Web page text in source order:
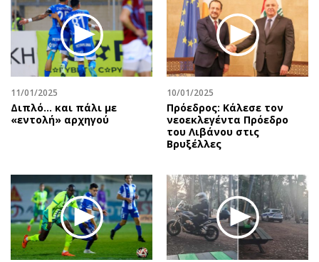
Οικονομία
Real Estate
Επιχειρήσεις
Αγορές
Money Review
AstroBank Properties
Ναυτιλία
Περιβάλλον
Ελλάδα
Κόσμος
Παράξενα
Πολιτική
Οικονομία
Γενικά
Αναδρομές
Πρόσωπα
Περιβάλλον
Good Life
Γυναίκα
Showbiz
Ταξίδια
Συνταγές
Έξοδος
Media
11/01/2025
Διπλό... και πάλι με
«εντολή» αρχηγού
10/01/2025
Πρόεδρος: Κάλεσε τον
νεοεκλεγέντα Πρόεδρο
του Λιβάνου στις
Βρυξέλλες